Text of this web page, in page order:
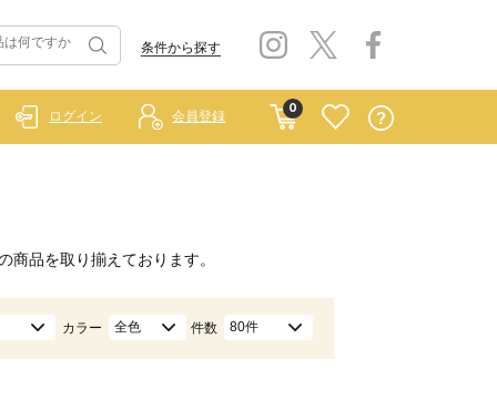
条件から探す
0
ログイン 会員登録
商品を取り揃えております。
カラー 全色 件数 80件